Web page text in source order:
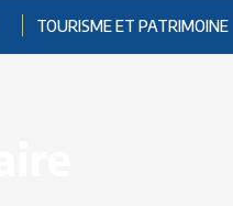
TOURISME ET PATRIMOINE